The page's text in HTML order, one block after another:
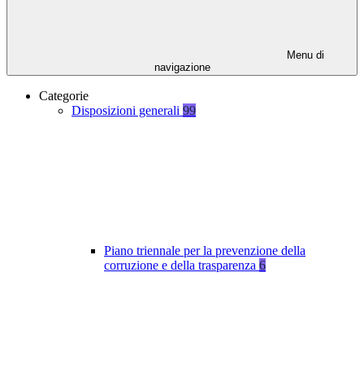
Menu di
navigazione
Categorie
Disposizioni generali 99
Piano triennale per la prevenzione della
corruzione e della trasparenza 6